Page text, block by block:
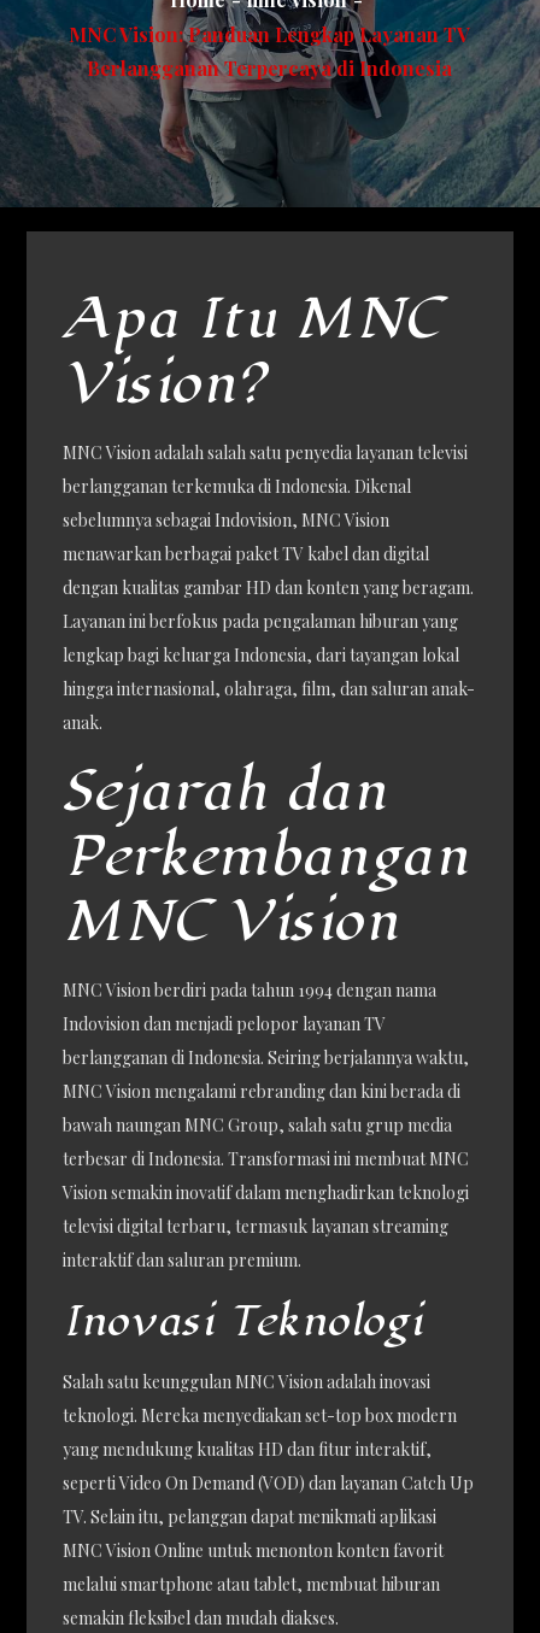
MNC Vision: Panduan Lengkap Layanan TV
Berlangganan Terpercaya di Indonesia
Apa Itu MNC
Vision?
MNC Vision adalah salah satu penyedia layanan televisi
berlangganan terkemuka di Indonesia. Dikenal
sebelumnya sebagai Indovision, MNC Vision
menawarkan berbagai paket TV kabel dan digital
dengan kualitas gambar HD dan konten yang beragam.
Layanan ini berfokus pada pengalaman hiburan yang
lengkap bagi keluarga Indonesia, dari tayangan lokal
hingga internasional, olahraga, film, dan saluran anak-
anak.
Sejarah dan
Perkembangan
MNC Vision
MNC Vision berdiri pada tahun 1994 dengan nama
Indovision dan menjadi pelopor layanan TV
berlangganan di Indonesia. Seiring berjalannya waktu,
MNC Vision mengalami rebranding dan kini berada di
bawah naungan MNC Group, salah satu grup media
terbesar di Indonesia. Transformasi ini membuat MNC
Vision semakin inovatif dalam menghadirkan teknologi
televisi digital terbaru, termasuk layanan streaming
interaktif dan saluran premium.
Inovasi Teknologi
Salah satu keunggulan MNC Vision adalah inovasi
teknologi. Mereka menyediakan set-top box modern
yang mendukung kualitas HD dan fitur interaktif,
seperti Video On Demand (VOD) dan layanan Catch Up
TV. Selain itu, pelanggan dapat menikmati aplikasi
MNC Vision Online untuk menonton konten favorit
melalui smartphone atau tablet, membuat hiburan
semakin fleksibel dan mudah diakses.